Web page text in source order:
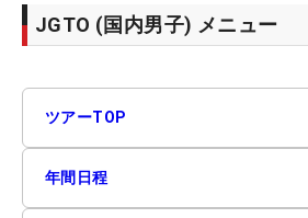
JGTO (国内男子) メニュー
ツアーTOP
年間日程